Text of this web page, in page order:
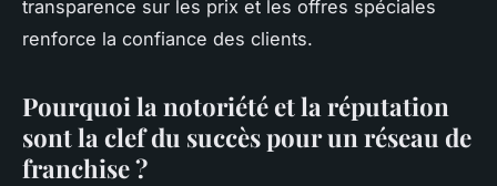
transparence sur les prix et les offres spéciales
renforce la confiance des clients.
Pourquoi la notoriété et la réputation
sont la clef du succès pour un réseau de
franchise ?